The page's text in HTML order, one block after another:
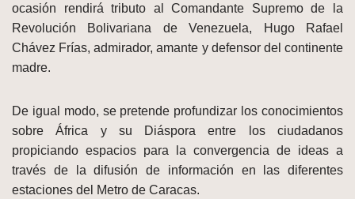
ocasión rendirá tributo al Comandante Supremo de la
Revolución Bolivariana de Venezuela, Hugo Rafael
Chávez Frías, admirador, amante y defensor del continente
madre.
De igual modo, se pretende profundizar los conocimientos
sobre África y su Diáspora entre los ciudadanos
propiciando espacios para la convergencia de ideas a
través de la difusión de información en las diferentes
estaciones del Metro de Caracas.